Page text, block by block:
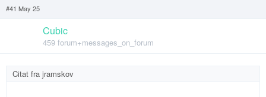
#41 May 25
Cubic
459 forum+messages_on_forum
Citat fra jramskov